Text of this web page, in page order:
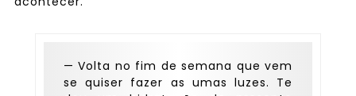
— Volta no fim de semana que vem
se quiser fazer as umas luzes. Te